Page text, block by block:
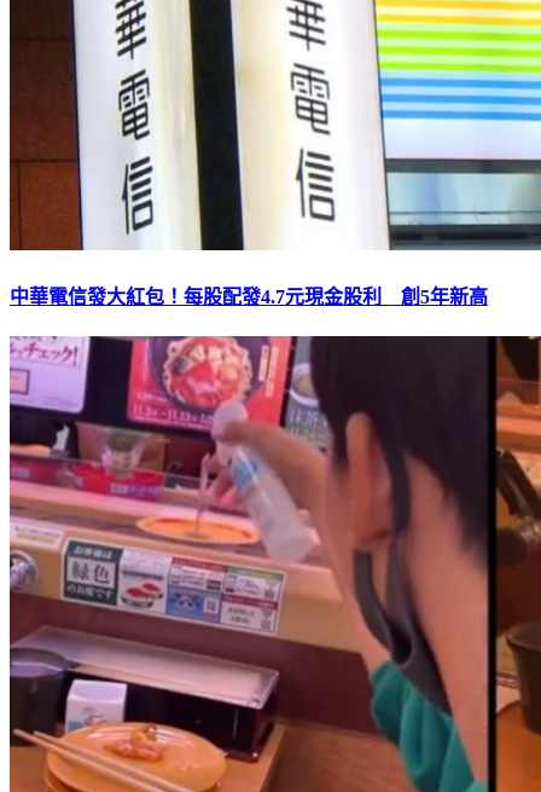
中華電信發大紅包！每股配發4.7元現金股利 創5年新高